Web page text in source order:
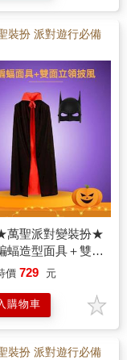
裝扮 派對遊行必備
萬聖派對變裝扮★
蝠造型面具＋雙面
二件組
價 729 元
購物車
裝扮 派對遊行必備